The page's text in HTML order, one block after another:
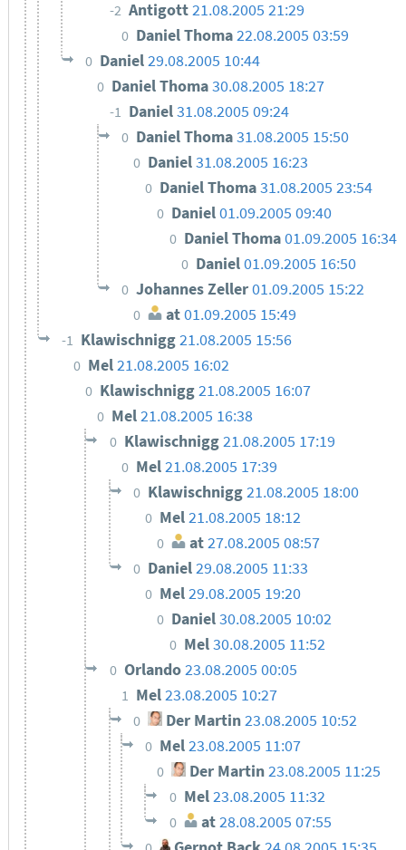
-2 Antigott21.08.2005 21:29
0 Daniel Thoma22.08.2005 03:59
0 Daniel29.08.2005 10:44
0 Daniel Thoma30.08.2005 18:27
-1 Daniel31.08.2005 09:24
0 Daniel Thoma31.08.2005 15:50
0 Daniel31.08.2005 16:23
0 Daniel Thoma31.08.2005 23:54
0 Daniel01.09.2005 09:40
0 Daniel Thoma01.09.2005 16:34
0 Daniel01.09.2005 16:50
0 Johannes Zeller01.09.2005 15:22
0 at01.09.2005 15:49
-1 Klawischnigg21.08.2005 15:56
0 Mel21.08.2005 16:02
0 Klawischnigg21.08.2005 16:07
0 Mel21.08.2005 16:38
0 Klawischnigg21.08.2005 17:19
0 Mel21.08.2005 17:39
0 Klawischnigg21.08.2005 18:00
0 Mel21.08.2005 18:12
0 at27.08.2005 08:57
0 Daniel29.08.2005 11:33
0 Mel29.08.2005 19:20
0 Daniel30.08.2005 10:02
0 Mel30.08.2005 11:52
0 Orlando23.08.2005 00:05
1 Mel23.08.2005 10:27
0 Der Martin23.08.2005 10:52
0 Mel23.08.2005 11:07
0 Der Martin23.08.2005 11:25
0 Mel23.08.2005 11:32
0 at28.08.2005 07:55